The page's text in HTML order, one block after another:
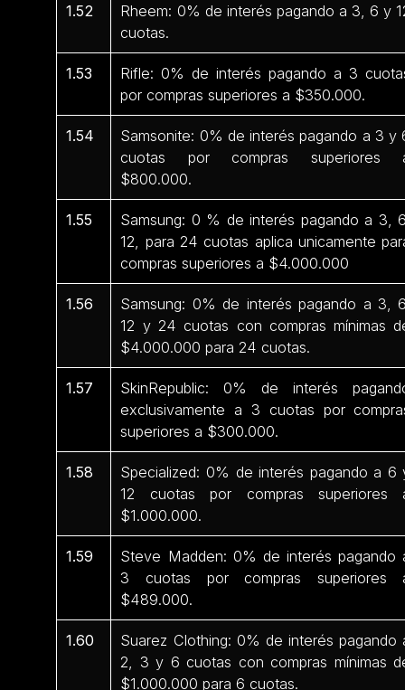
1.52
Rheem: 0% de interés pagando a 3, 6 y
cuotas.
1.53
Rifle: 0% de interés pagando a 3
por compras superiores a $350.000.
1.54
Samsonite: 0% de interés pagando a 3 y
cuotas por compras superiores
$800.000.
1.55
Samsung: 0 % de interés pagando a 3,
12, para 24 cuotas aplica unicamente
compras superiores a $4.000.000
1.56
Samsung: 0% de interés pagando a 3,
12 y 24 cuotas con compras mínimas
$4.000.000 para 24 cuotas.
1.57
SkinRepublic: 0% de interés
exclusivamente a 3 cuotas por
superiores a $300.000.
1.58
Specialized: 0% de interés pagando a 6
12 cuotas por compras superiores
$1.000.000.
1.59
Steve Madden: 0% de interés pagando
3 cuotas por compras superiores
$489.000.
1.60
Suarez Clothing: 0% de interés pagando
2, 3 y 6 cuotas con compras mínimas
$1.000.000 para 6 cuotas.